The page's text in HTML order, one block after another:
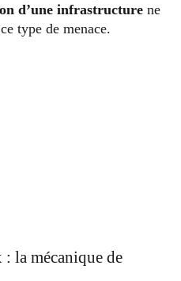
d’une infrastructure ne
type de menace.
la mécanique de